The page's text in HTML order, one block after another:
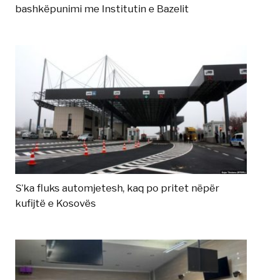
bashkëpunimi me Institutin e Bazelit
S’ka fluks automjetesh, kaq po pritet nëpër
kufijtë e Kosovës